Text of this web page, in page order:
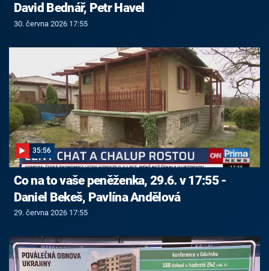
David Bednář, Petr Havel
30. června 2026 17:55
35:56
Co na to vaše peněženka, 29.6. v 17:55 -
Daniel Bekeš, Pavlína Andělová
29. června 2026 17:55